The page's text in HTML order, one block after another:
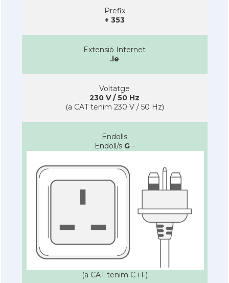
Prefix
+ 353
Extensió Internet
.ie
Voltatge
230 V / 50 Hz
(a CAT tenim 230 V / 50 Hz)
Endolls
Endoll/s G -
(a CAT tenim C i F)